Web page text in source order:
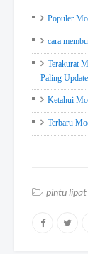
Populer
cara
Terakurat
Paling
Ketahui
Terbaru
pintu lipat